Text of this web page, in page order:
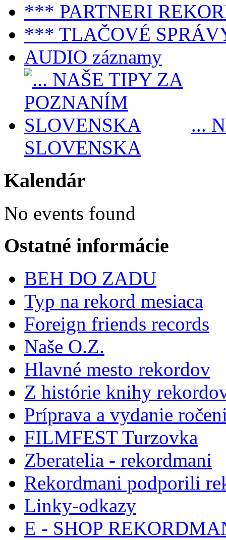
*** PARTNERI
*** TLAČOVÉ
AUDIO záznamy
...
SLOVENSKA
Kalendár
No events found
Ostatné informácie
BEH DO ZADU
Typ na rekord mesiaca
Foreign friends records
Naše O.Z.
Hlavné mesto rekordov
Z histórie knihy
Príprava a vydanie
FILMFEST Turzovka
Zberatelia - rekordmani
Rekordmani podporili
Linky-odkazy
E - SHOP